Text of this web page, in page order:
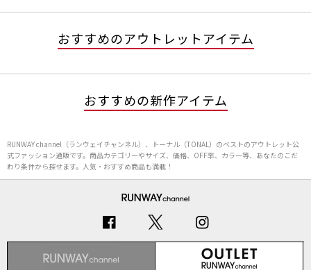
おすすめのアウトレットアイテム
おすすめの新作アイテム
RUNWAY channel（ランウェイチャンネル）、トーナル（TONAL）のベストのアウトレット公
式ファッション通販です。商品カテゴリーやサイズ、価格、OFF率、カラー等、あなたのこだ
わり条件から探せます。人気・おすすめ商品も満載！